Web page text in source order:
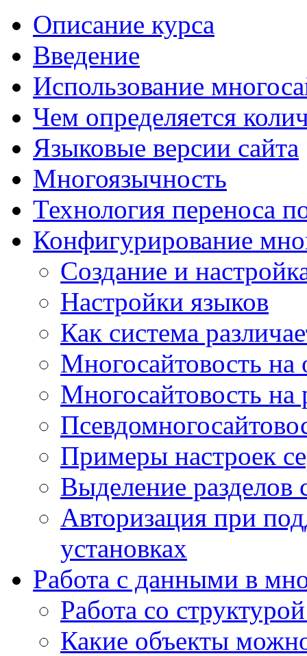
Описание курса
Введение
Использование
Чем определяется
Языковые версии сайта
Многоязычность
Технология переноса
Конфигурирование
Создание и
Настройки языков
Как система
Многосайтовость
Многосайтовость на
Примеры настроек
Выделение разделов
Авторизация при
установках
Работа с данными в
Работа со
Какие объекты